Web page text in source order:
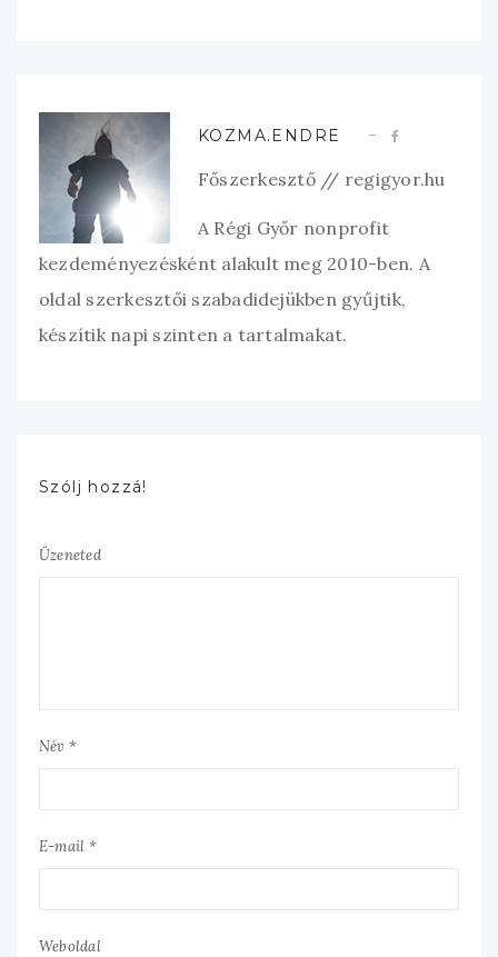
KOZMA.ENDRE
Főszerkesztő // regigyor.hu
A Régi Győr nonprofit
kezdeményezésként alakult meg 2010-ben. A
oldal szerkesztői szabadidejükben gyűjtik,
készítik napi szinten a tartalmakat.
Szólj hozzá!
Üzeneted
Név *
E-mail *
Weboldal